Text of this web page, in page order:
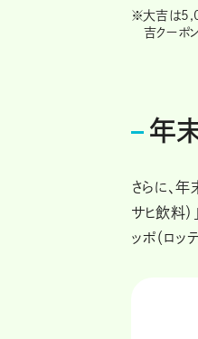
※大吉は
吉クーポ
年
さらに、年
サヒ飲料）
ッポ（ロ